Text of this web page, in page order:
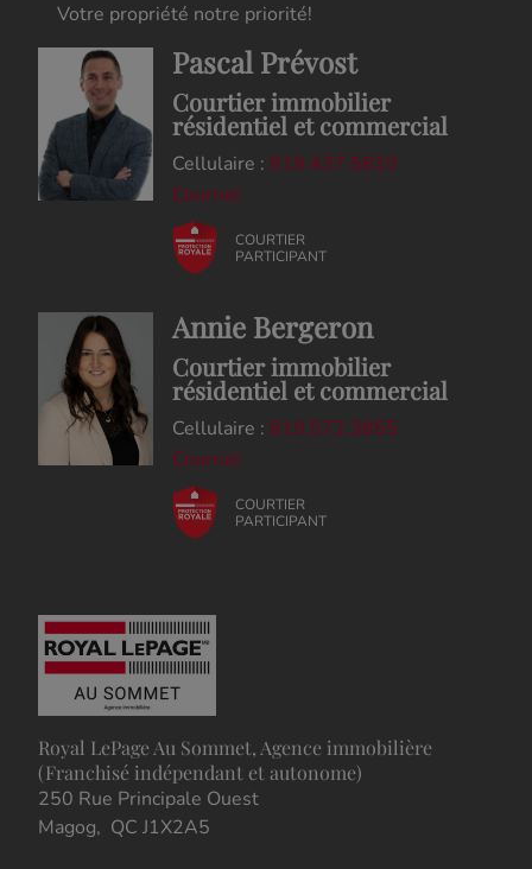
Votre propriété notre priorité!
Pascal Prévost
Courtier immobilier
résidentiel et commercial
Cellulaire : 819.437.5810
Courriel
COURTIER
PARTICIPANT
Annie Bergeron
Courtier immobilier
résidentiel et commercial
Cellulaire : 819.572.3855
Courriel
COURTIER
PARTICIPANT
Royal LePage Au Sommet, Agence immobilière
(Franchisé indépendant et autonome)
250 Rue Principale Ouest
Magog, QC J1X2A5